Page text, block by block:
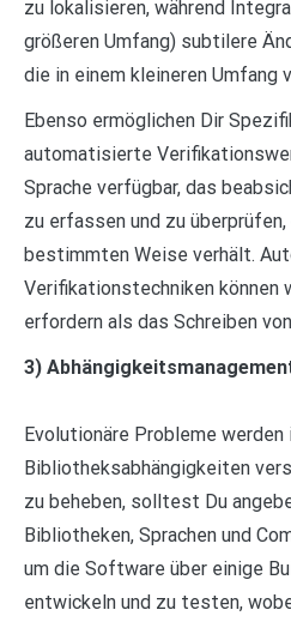
zu lokalisieren, während
größeren Umfang) subtilere
die in einem kleineren Umfang
Ebenso ermöglichen Dir
automatisierte
Sprache verfügbar, das
zu erfassen und zu
bestimmten Weise verhält.
Verifikationstechniken können
erfordern als das Schreiben
3)
Evolutionäre Probleme werden
Bibliotheksabhängigkeiten
zu beheben, solltest Du
Bibliotheken, Sprachen und
um die Software über einige
entwickeln und zu testen,